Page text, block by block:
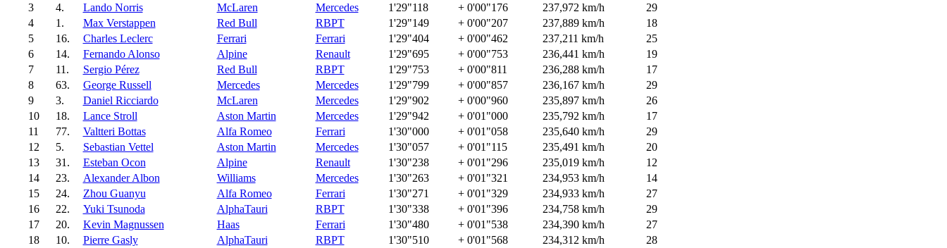
3
4. Lando Norris McLaren Mercedes 1'29"118 + 0'00"176 237,972 km/h
29
4
1. Max Verstappen Red Bull RBPT 1'29"149 + 0'00"207 237,889 km/h
18
5
16. Charles Leclerc Ferrari Ferrari 1'29"404 + 0'00"462 237,211 km/h
25
6
14. Fernando Alonso Alpine Renault 1'29"695 + 0'00"753 236,441 km/h
19
7
11. Sergio Pérez Red Bull RBPT 1'29"753 + 0'00"811 236,288 km/h
17
8
63. George Russell Mercedes Mercedes 1'29"799 + 0'00"857 236,167 km/h
29
9
3. Daniel Ricciardo McLaren Mercedes 1'29"902 + 0'00"960 235,897 km/h
26
10
18. Lance Stroll Aston Martin Mercedes 1'29"942 + 0'01"000 235,792 km/h
17
11
77. Valtteri Bottas Alfa Romeo Ferrari 1'30"000 + 0'01"058 235,640 km/h
29
12
5. Sebastian Vettel Aston Martin Mercedes 1'30"057 + 0'01"115 235,491 km/h
20
13
31. Esteban Ocon Alpine Renault 1'30"238 + 0'01"296 235,019 km/h
12
14
23. Alexander Albon Williams Mercedes 1'30"263 + 0'01"321 234,953 km/h
14
15
24. Zhou Guanyu Alfa Romeo Ferrari 1'30"271 + 0'01"329 234,933 km/h
27
16
22. Yuki Tsunoda AlphaTauri RBPT 1'30"338 + 0'01"396 234,758 km/h
29
17
20. Kevin Magnussen Haas Ferrari 1'30"480 + 0'01"538 234,390 km/h
27
18
10. Pierre Gasly AlphaTauri RBPT 1'30"510 + 0'01"568 234,312 km/h
28